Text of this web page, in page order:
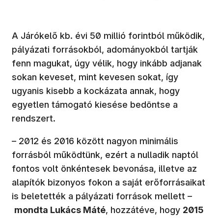
A Járókelő kb. évi 50 millió forintból működik,
pályázati forrásokból, adományokból tartják
fenn magukat, úgy vélik, hogy inkább adjanak
sokan keveset, mint kevesen sokat, így
ugyanis kisebb a kockázata annak, hogy
egyetlen támogató kiesése bedöntse a
rendszert.
– 2012 és 2016 között nagyon minimális
forrásból működtünk, ezért a nulladik naptól
fontos volt önkéntesek bevonása, illetve az
alapítók bizonyos fokon a saját erőforrásaikat
is beletették a pályázati források mellett –
mondta Lukács Máté, hozzátéve, hogy 2015